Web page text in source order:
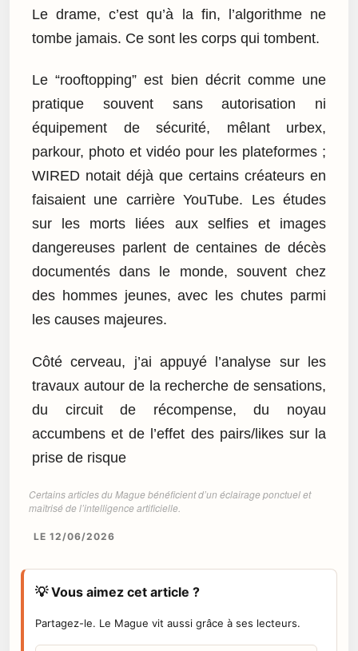
Le drame, c’est qu’à la fin, l’algorithme ne
tombe jamais. Ce sont les corps qui tombent.
Le “rooftopping” est bien décrit comme une
pratique souvent sans autorisation ni
équipement de sécurité, mêlant urbex,
parkour, photo et vidéo pour les plateformes ;
WIRED notait déjà que certains créateurs en
faisaient une carrière YouTube. Les études
sur les morts liées aux selfies et images
dangereuses parlent de centaines de décès
documentés dans le monde, souvent chez
des hommes jeunes, avec les chutes parmi
les causes majeures.
Côté cerveau, j’ai appuyé l’analyse sur les
travaux autour de la recherche de sensations,
du circuit de récompense, du noyau
accumbens et de l’effet des pairs/likes sur la
prise de risque
Certains articles du Mague bénéficient d’un éclairage ponctuel et
maîtrisé de l’intelligence artificielle.
LE 12/06/2026
💡 Vous aimez cet article ?
Partagez-le. Le Mague vit aussi grâce à ses lecteurs.